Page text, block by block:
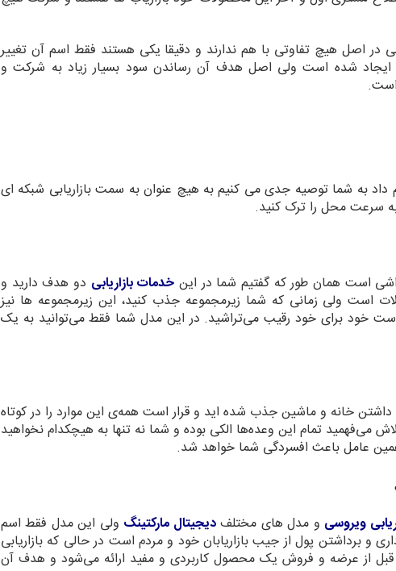
در اصل هیچ تفاوتی با هم ندارند و دقیقا یکی هستند فقط اسم آن تغییر
شده است ولی اصل هدف آن رساندن سود بسیار زیاد به شرکت و
است.
داد به شما توصیه جدی می کنیم به هیچ عنوان به سمت بازاریابی شبکه ای
سرعت محل را ترک کنید.
است همان طور که گفتیم شما در این خدمات بازاریابی دو هدف دارید و
ولی زمانی که شما زیرمجموعه جذب کنید، این زیرمجموعه ها نیز
خود برای خود رقیب می‌تراشید. در این مدل شما فقط می‌توانید به یک
داشتن خانه و ماشین جذب شده اید و قرار است همه‌ی این موارد را در کوتاه
می‌فهمید تمام این وعده‌ها الکی بوده و شما نه تنها به هیچکدام نخواهید
عامل باعث افسردگی شما خواهد شد.
ویروسی و مدل های مختلفدیجیتال مارکتینگ ولی این مدل فقط اسم
و برداشتن پول از جیب بازاریابان خود و مردم است در حالی که بازاریابی
قبل از عرضه و فروش یک محصول کاربردی و مفید ارائه می‌شود و هدف آن